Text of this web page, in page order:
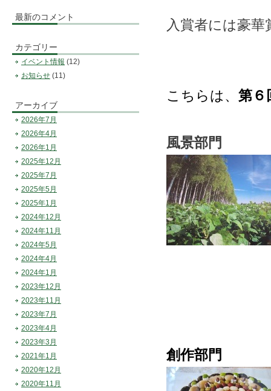
入賞者には豪
こちらは、 第６
風景部門
創作部門
最新のコメント
カテゴリー
イベント情報 (12)
お知らせ (11)
アーカイブ
2026年7月
2026年4月
2026年1月
2025年12月
2025年7月
2025年5月
2025年1月
2024年12月
2024年11月
2024年5月
2024年4月
2024年1月
2023年12月
2023年11月
2023年7月
2023年4月
2023年3月
2021年1月
2020年12月
2020年11月